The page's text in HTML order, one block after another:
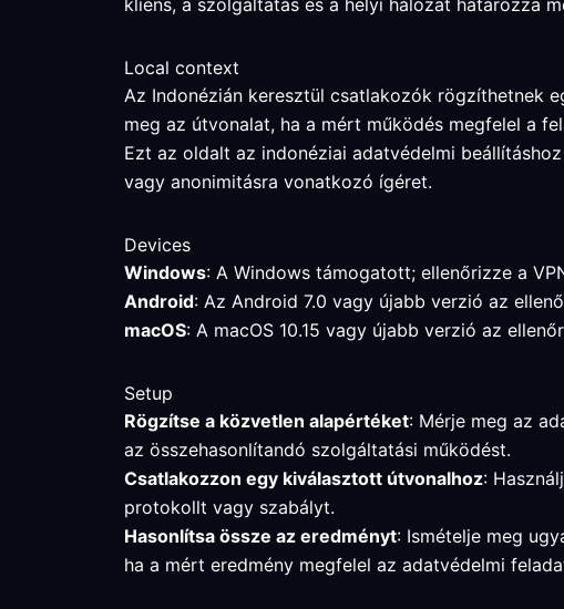
kliens, a szolgáltatás és a helyi hálózat határozza
Local context
Az Indonézián keresztül csatlakozók rögzíthetnek
meg az útvonalat, ha a mért működés megfelel a
Ezt az oldalt az indonéziai adatvédelmi
vagy anonimitásra vonatkozó ígéret.
Devices
Windows: A Windows támogatott; ellenőrizze a
Android: Az Android 7.0 vagy újabb verzió az
macOS: A macOS 10.15 vagy újabb verzió az
Setup
Rögzítse a közvetlen alapértéket: Mérje meg az
az összehasonlítandó szolgáltatási működést.
Csatlakozzon egy kiválasztott útvonalhoz:
protokollt vagy szabályt.
Hasonlítsa össze az eredményt: Ismételje meg
ha a mért eredmény megfelel az adatvédelmi